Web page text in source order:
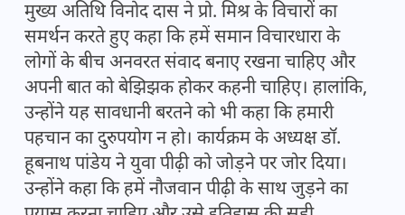
मुख्य अतिथि विनोद दास ने प्रो. मिश्र के विचारों का
समर्थन करते हुए कहा कि हमें समान विचारधारा के
लोगों के बीच अनवरत संवाद बनाए रखना चाहिए और
अपनी बात को बेझिझक होकर कहनी चाहिए। हालांकि,
उन्होंने यह सावधानी बरतने को भी कहा कि हमारी
पहचान का दुरुपयोग न हो। कार्यक्रम के अध्यक्ष डॉ.
हूबनाथ पांडेय ने युवा पीढ़ी को जोड़ने पर जोर दिया।
उन्होंने कहा कि हमें नौजवान पीढ़ी के साथ जुड़ने का